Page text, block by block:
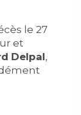
le 27
et
Delpal,